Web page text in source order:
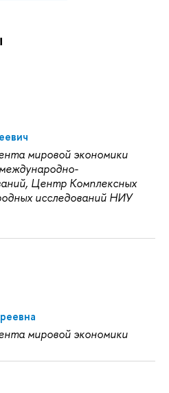
мировой экономики
Центр Комплексных
исследований НИУ
мировой экономики